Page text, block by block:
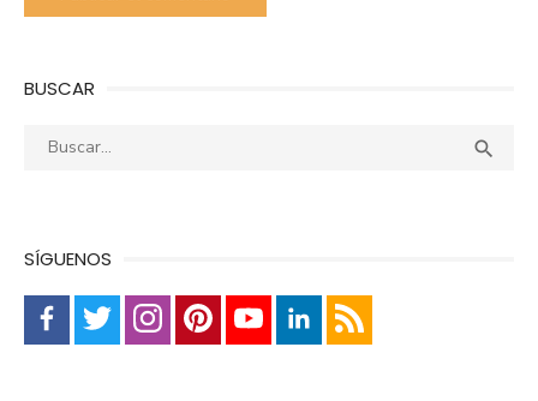
BUSCAR
Buscar: 
SÍGUENOS